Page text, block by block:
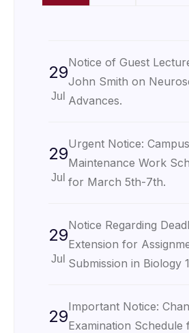
29
Jul
Notice of Guest
John Smith on
Advances.
29
Jul
Urgent Notice: Campus
Maintenance Work
for March 5th-7th.
29
Jul
Notice Regarding
Extension for
Submission in Biology
29Important Notice:
Examination Schedule